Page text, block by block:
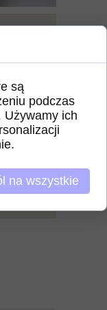
są
podczas
Używamy ich
na wszystkie